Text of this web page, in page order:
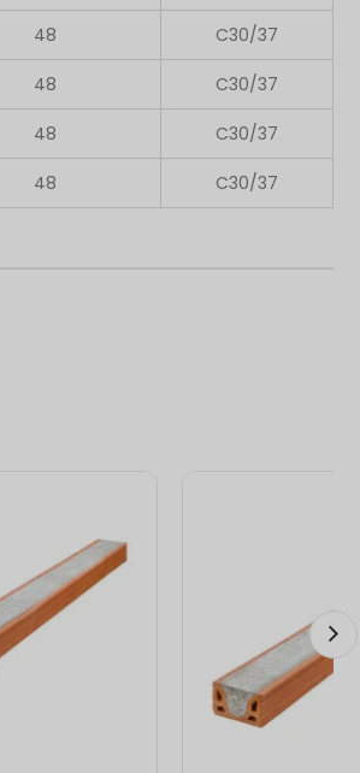
48 C30/37
48 C30/37
48 C30/37
48 C30/37